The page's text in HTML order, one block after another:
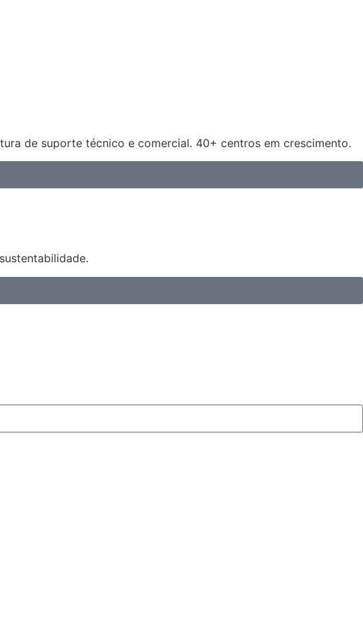
de suporte técnico e comercial. 40+ centros em crescimento.